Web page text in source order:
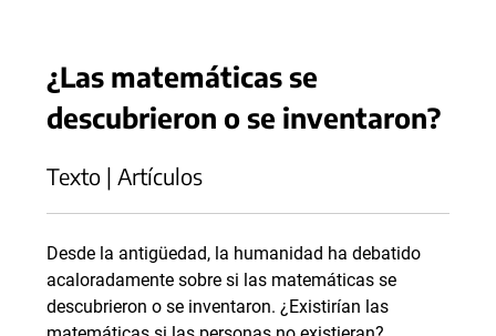
¿Las matemáticas se
descubrieron o se inventaron?
Texto | Artículos
Desde la antigüedad, la humanidad ha debatido
acaloradamente sobre si las matemáticas se
descubrieron o se inventaron. ¿Existirían las